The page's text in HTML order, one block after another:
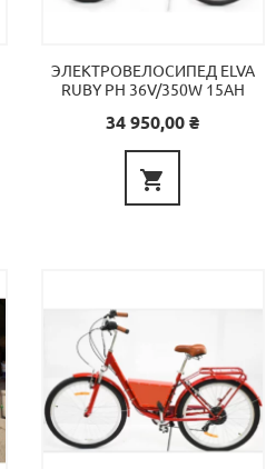
ЭЛЕКТРОВЕЛОСИПЕД ELVA
RUBY PH 36V/350W 15AH
Цена
34 950,00 ₴
